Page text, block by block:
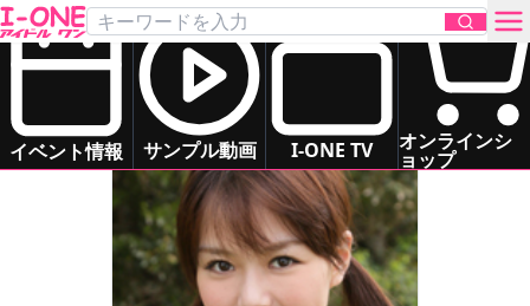
イベント情報 サンプル動画 I-ONE TV オンラインシ
ョップ
お問い合わせ
伊唐 みよIkara Miyo
癒し系 ドキドキ系